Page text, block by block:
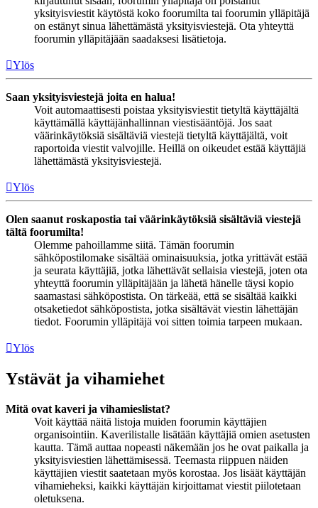
yksityisviestit käytöstä koko foorumilta tai foorumin ylläpitäjä
on estänyt sinua lähettämästä yksityisviestejä. Ota yhteyttä
foorumin ylläpitäjään saadaksesi lisätietoja.
Ylös
Saan yksityisviestejä joita en halua!
Voit automaattisesti poistaa yksityisviestit tietyltä käyttäjältä
käyttämällä käyttäjänhallinnan viestisääntöjä. Jos saat
väärinkäytöksiä sisältäviä viestejä tietyltä käyttäjältä, voit
raportoida viestit valvojille. Heillä on oikeudet estää käyttäjiä
lähettämästä yksityisviestejä.
Ylös
Olen saanut roskapostia tai väärinkäytöksiä sisältäviä viestejä
tältä foorumilta!
Olemme pahoillamme siitä. Tämän foorumin
sähköpostilomake sisältää ominaisuuksia, jotka yrittävät estää
ja seurata käyttäjiä, jotka lähettävät sellaisia viestejä, joten ota
yhteyttä foorumin ylläpitäjään ja lähetä hänelle täysi kopio
saamastasi sähköpostista. On tärkeää, että se sisältää kaikki
otsaketiedot sähköpostista, jotka sisältävät viestin lähettäjän
tiedot. Foorumin ylläpitäjä voi sitten toimia tarpeen mukaan.
Ylös
Ystävät ja vihamiehet
Mitä ovat kaveri ja vihamieslistat?
Voit käyttää näitä listoja muiden foorumin käyttäjien
organisointiin. Kaverilistalle lisätään käyttäjiä omien asetusten
kautta. Tämä auttaa nopeasti näkemään jos he ovat paikalla ja
yksityisviestien lähettämisessä. Teemasta riippuen näiden
käyttäjien viestit saatetaan myös korostaa. Jos lisäät käyttäjän
vihamieheksi, kaikki käyttäjän kirjoittamat viestit piilotetaan
oletuksena.